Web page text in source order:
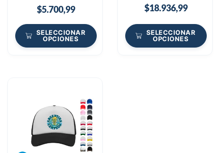
$5.700,99
SELECCIONAR
OPCIONES
$18.936,99
SELECCIONAR
OPCIONES